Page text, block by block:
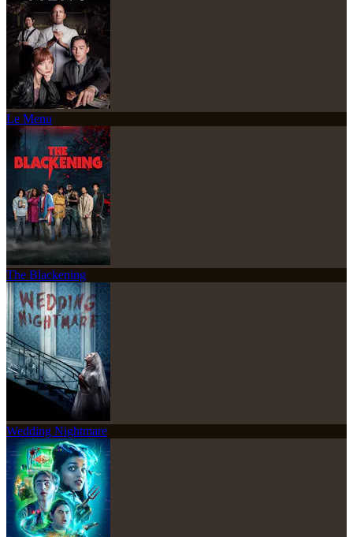
Le Menu
The Blackening
Wedding Nightmare